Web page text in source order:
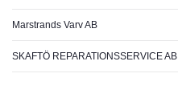
Marstrands Varv AB
SKAFTÖ REPARATIONSSERVICE AB